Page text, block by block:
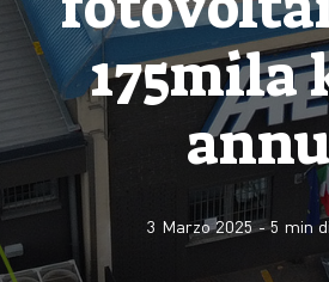
175mila
3 Marzo 2025-5 min